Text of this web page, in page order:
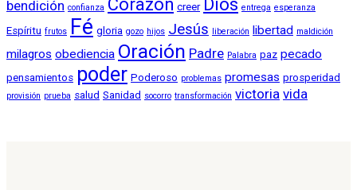
bendición confianza Corazón creer Dios entrega esperanza
Espíritu frutos Fé gloria gozo hijos Jesús liberación libertad maldición
milagros obediencia Oración Padre Palabra paz pecado
pensamientos poder Poderoso problemas promesas prosperidad
provisión prueba salud Sanidad socorro transformación victoria vida